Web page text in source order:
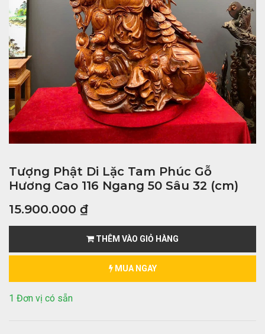
Tượng Phật Di Lặc Tam Phúc Gỗ
Hương Cao 116 Ngang 50 Sâu 32 (cm)
15.900.000 ₫
THÊM VÀO GIỎ HÀNG
MUA NGAY
1 Đơn vị có sẵn